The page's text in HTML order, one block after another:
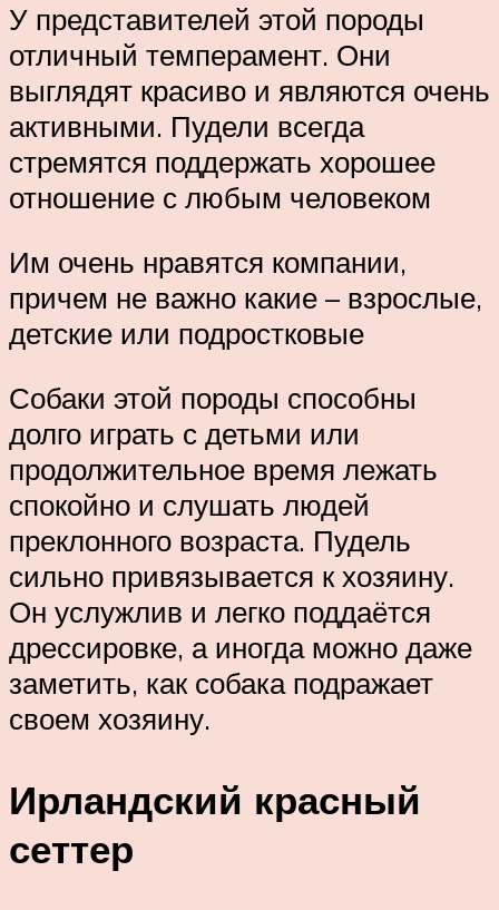
У представителей этой породы
отличный темперамент. Они
выглядят красиво и являются очень
активными. Пудели всегда
стремятся поддержать хорошее
отношение с любым человеком
Им очень нравятся компании,
причем не важно какие – взрослые,
детские или подростковые
Собаки этой породы способны
долго играть с детьми или
продолжительное время лежать
спокойно и слушать людей
преклонного возраста. Пудель
сильно привязывается к хозяину.
Он услужлив и легко поддаётся
дрессировке, а иногда можно даже
заметить, как собака подражает
своем хозяину.
Ирландский красный
сеттер